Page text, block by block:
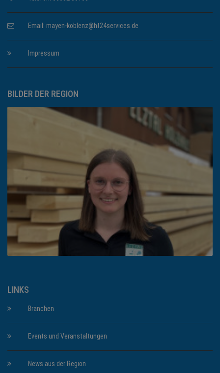
Email: mayen-koblenz@ht24services.de
Impressum
BILDER DER REGION
LINKS
Branchen
Events und Veranstaltungen
News aus der Region